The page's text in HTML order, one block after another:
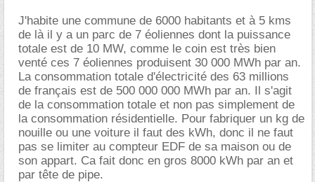
J'habite une commune de 6000 habitants et à 5 kms
de là il y a un parc de 7 éoliennes dont la puissance
totale est de 10 MW, comme le coin est très bien
venté ces 7 éoliennes produisent 30 000 MWh par an.
La consommation totale d'électricité des 63 millions
de français est de 500 000 000 MWh par an. Il s'agit
de la consommation totale et non pas simplement de
la consommation résidentielle. Pour fabriquer un kg de
nouille ou une voiture il faut des kWh, donc il ne faut
pas se limiter au compteur EDF de sa maison ou de
son appart. Ca fait donc en gros 8000 kWh par an et
par tête de pipe.